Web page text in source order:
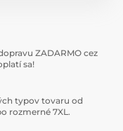
ZADARMO cez
sa!
typov tovaru od
rozmerné 7XL.